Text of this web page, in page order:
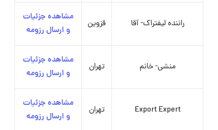
راننده لیفتراک- آقا قزوین
مشاهده جزئیات
و ارسال رزومه
منشی- خانم تهران
مشاهده جزئیات
و ارسال رزومه
Export Expert تهران
مشاهده جزئیات
و ارسال رزومه